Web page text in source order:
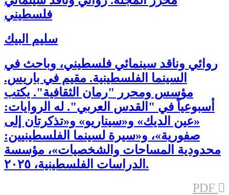
فلسطيني
سليم البيك
روائي وناقد سينمائي فلسطيني، وباحث في
السينما الفلسطينية. مقيم في باريس.
مؤسس ومحرر "رمان الثقافية". يكتب
أسبوعياً في "القدس العربي". له الروايات:
«عين الديك» و«سيناريو» و«تذكرتان إلى
صفورية»، و«سيرة لسينما الفلسطينيين:
محدودية المساحات والشخصيات»، مؤسسة
الدراسات الفلسطينية، ٢٠٢٥.